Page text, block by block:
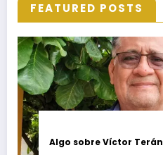
FEATURED POSTS
Algo sobre Víctor Terán